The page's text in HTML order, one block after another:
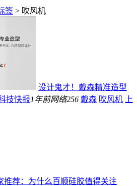
签 > 吹风机
设计鬼才！戴森精准造型
技快报1年前网络256 戴森 吹风机
上
推荐：为什么百顺硅胶值得关注